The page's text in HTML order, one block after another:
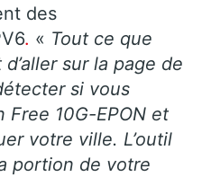
des
. « Tout ce que
sur la page de
si vous
10G-EPON et
votre ville. L’outil
portion de votre